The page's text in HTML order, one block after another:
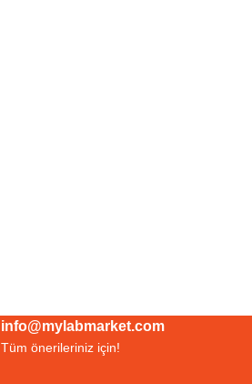
info@mylabmarket.com
Tüm önerileriniz için!